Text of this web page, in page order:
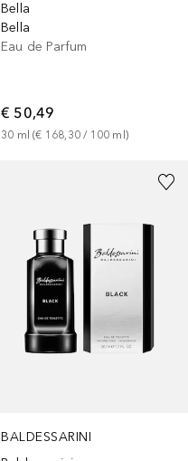
Bella
Bella
Eau de Parfum
€ 50,49
30 ml (€ 168,30 / 100 ml )
BALDESSARINI